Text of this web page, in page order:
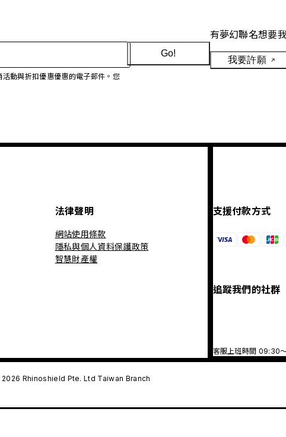
動與折扣優惠優惠的電子郵件。您
Go!
有夢幻聯名想要
我要許願
法律聲明
網站使用條款
隱私與個人資料保護政策
智慧財產權
支援付款方式
追蹤我們的社群
客服上班時間 09:30
Rhinoshield Pte. Ltd Taiwan Branch